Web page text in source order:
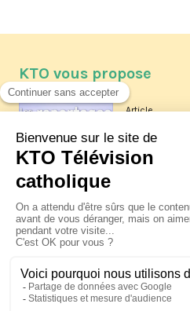
KTO vous propose
Article
Les
La visite
XIV à
jeudi 6 août
Le pape en
Pérou du 6